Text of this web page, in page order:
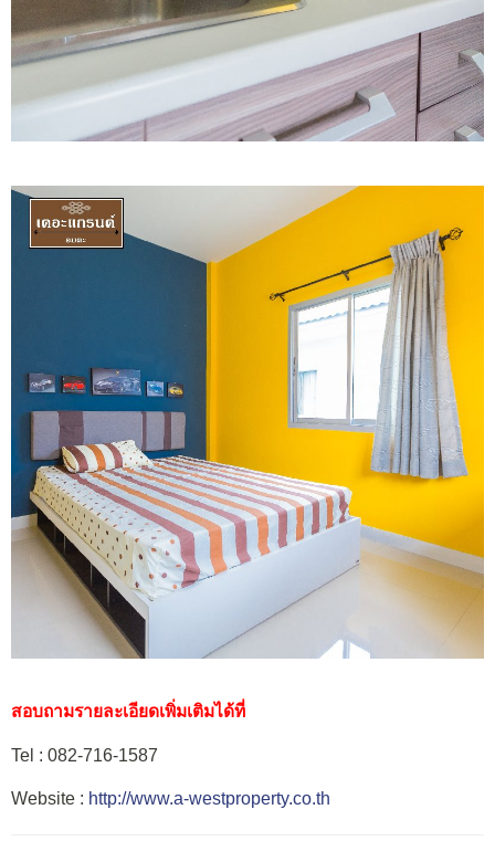
สอบถามรายละเอียดเพิ่มเติมได้ที่
Tel : 082-716-1587
Website : http://www.a-westproperty.co.th